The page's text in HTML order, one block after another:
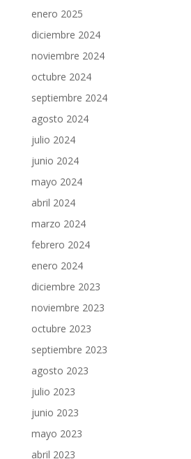
enero 2025
diciembre 2024
noviembre 2024
octubre 2024
septiembre 2024
agosto 2024
julio 2024
junio 2024
mayo 2024
abril 2024
marzo 2024
febrero 2024
enero 2024
diciembre 2023
noviembre 2023
octubre 2023
septiembre 2023
agosto 2023
julio 2023
junio 2023
mayo 2023
abril 2023